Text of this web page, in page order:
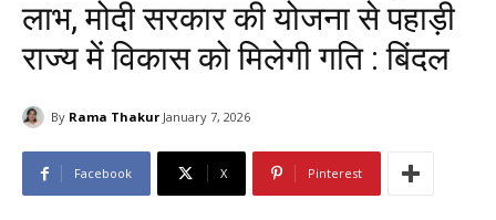
लाभ, मोदी सरकार की योजना से पहाड़ी
राज्य में विकास को मिलेगी गति : बिंदल
By Rama Thakur January 7, 2026
Facebook X Pinterest